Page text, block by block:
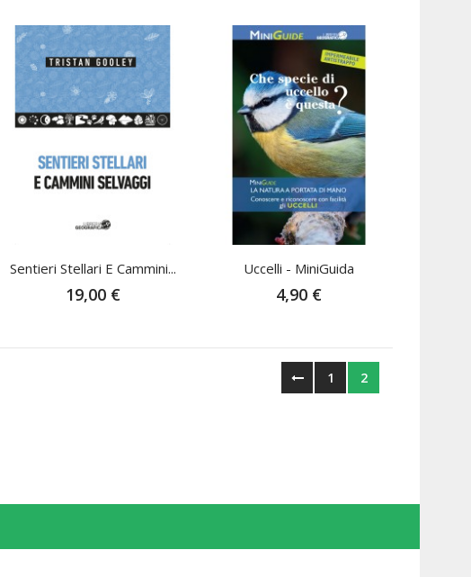
Sentieri Stellari E Cammini...
19,00 €
Uccelli - MiniGuida
4,90 €
1 2